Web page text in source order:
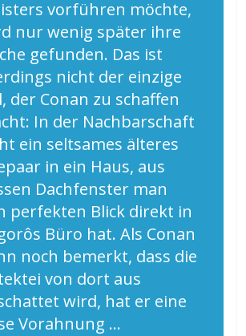
vorführen möchte,
nur wenig später ihre
gefunden. Das ist
nicht der einzige
der Conan zu schaffen
In der Nachbarschaft
ein seltsames älteres
in ein Haus, aus
Dachfenster man
perfekten Blick direkt in
Büro hat. Als Conan
noch bemerkt, dass die
von dort aus
wird, hat er eine
Vorahnung …